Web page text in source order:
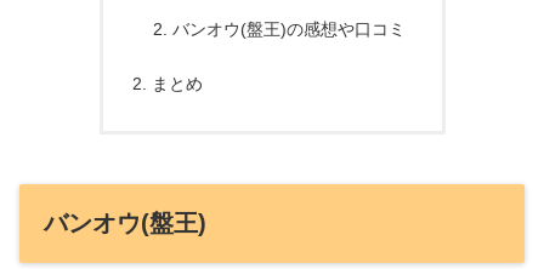
バンオウ(盤王)の感想や口コミ
まとめ
バンオウ(盤王)